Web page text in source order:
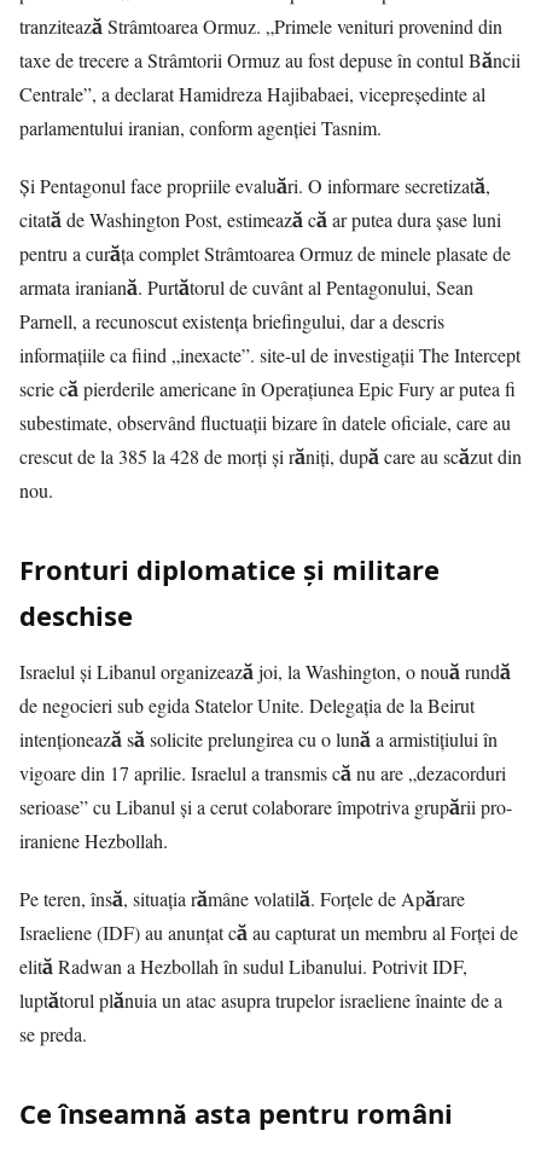
tranzitează Strâmtoarea Ormuz. „Primele venituri provenind din
taxe de trecere a Strâmtorii Ormuz au fost depuse în contul Băncii
Centrale”, a declarat Hamidreza Hajibabaei, vicepreședinte al
parlamentului iranian, conform agenției Tasnim.
Și Pentagonul face propriile evaluări. O informare secretizată,
citată de Washington Post, estimează că ar putea dura șase luni
pentru a curăța complet Strâmtoarea Ormuz de minele plasate de
armata iraniană. Purtătorul de cuvânt al Pentagonului, Sean
Parnell, a recunoscut existența briefingului, dar a descris
informațiile ca fiind „inexacte”. site-ul de investigații The Intercept
scrie că pierderile americane în Operaţiunea Epic Fury ar putea fi
subestimate, observând fluctuații bizare în datele oficiale, care au
crescut de la 385 la 428 de morți și răniți, după care au scăzut din
nou.
Fronturi diplomatice și militare
deschise
Israelul şi Libanul organizează joi, la Washington, o nouă rundă
de negocieri sub egida Statelor Unite. Delegația de la Beirut
intenţionează să solicite prelungirea cu o lună a armistiţiului în
vigoare din 17 aprilie. Israelul a transmis că nu are „dezacorduri
serioase” cu Libanul și a cerut colaborare împotriva grupării pro-
iraniene Hezbollah.
Pe teren, însă, situația rămâne volatilă. Forțele de Apărare
Israeliene (IDF) au anunțat că au capturat un membru al Forței de
elită Radwan a Hezbollah în sudul Libanului. Potrivit IDF,
luptătorul plănuia un atac asupra trupelor israeliene înainte de a
se preda.
Ce înseamnă asta pentru români